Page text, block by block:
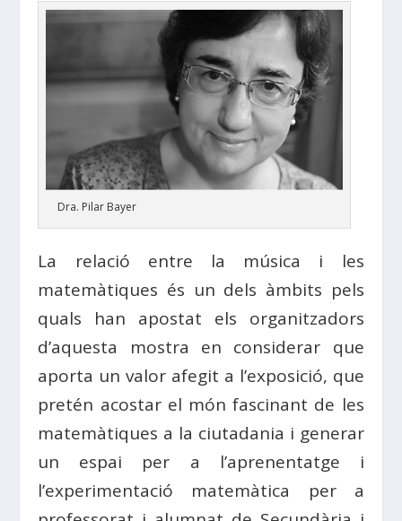
Dra. Pilar Bayer
La relació entre la música i les
matemàtiques és un dels àmbits pels
quals han apostat els organitzadors
d’aquesta mostra en considerar que
aporta un valor afegit a l’exposició, que
pretén acostar el món fascinant de les
matemàtiques a la ciutadania i generar
un espai per a l’aprenentatge i
l’experimentació matemàtica per a